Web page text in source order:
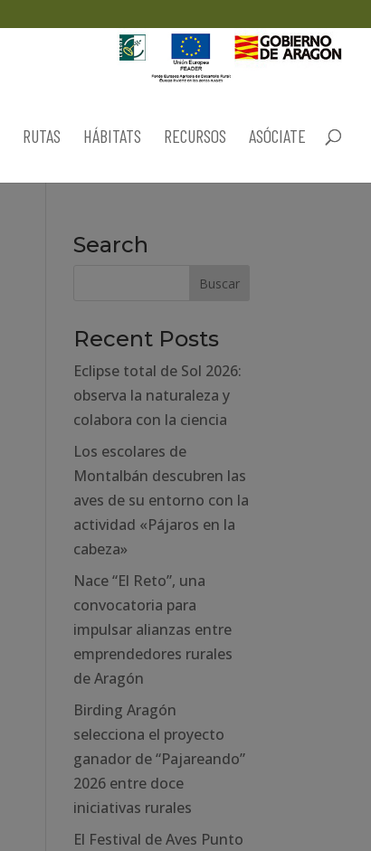
RUTAS HÁBITATS RECURSOS ASÓCIATE
Search
Recent Posts
Eclipse total de Sol 2026:
observa la naturaleza y
colabora con la ciencia
Los escolares de
Montalbán descubren las
aves de su entorno con la
actividad «Pájaros en la
cabeza»
Nace “El Reto”, una
convocatoria para
impulsar alianzas entre
emprendedores rurales
de Aragón
Birding Aragón
selecciona el proyecto
ganador de “Pajareando”
2026 entre doce
iniciativas rurales
El Festival de Aves Punto